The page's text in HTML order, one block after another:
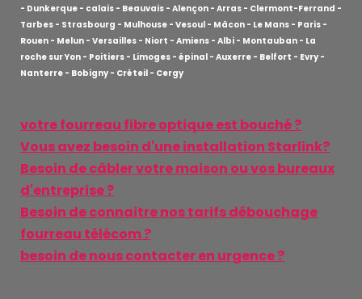
- Dunkerque - calais - Beauvais - Alençon - Arras - Clermont-Ferrand -
Tarbes - Strasbourg - Mulhouse - Vesoul - Mâcon - Le Mans - Paris -
Rouen - Melun - Versailles - Niort - Amiens - Albi - Montauban - La
roche sur Yon - Poitiers - Limoges - épinal - Auxerre - Belfort - Evry -
Nanterre - Bobigny - Créteil - Cergy
votre fourreau fibre optique est bouché ?
Vous avez besoin d'une installation Starlink?
Besoin de câbler votre maison ou vos bureaux
d'entreprise ?
Besoin de connaitre nos tarifs débouchage
fourreau télécom ?
besoin de nous contacter en urgence ?